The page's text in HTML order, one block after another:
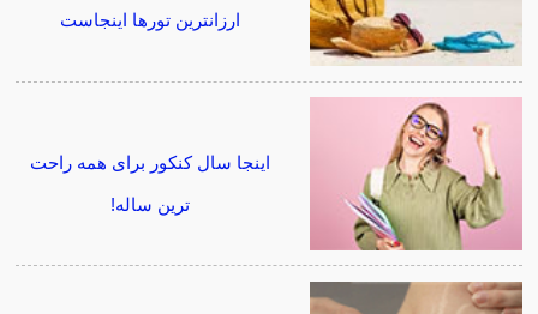
ارزانترین تورها اینجاست
اینجا سال کنکور برای همه راحت
ترین ساله!